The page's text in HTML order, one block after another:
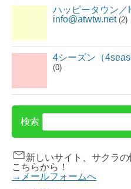
ハッピータウン
info@atwtw.net(2)
4シーズン（
(0)
検索
新しいサイト、サクラ
こちらから！
→メールフォームへ